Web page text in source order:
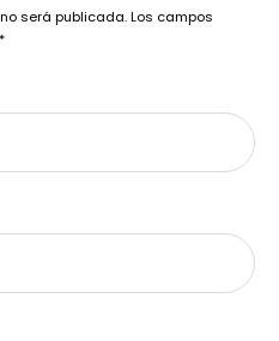
será publicada.Los campos
*